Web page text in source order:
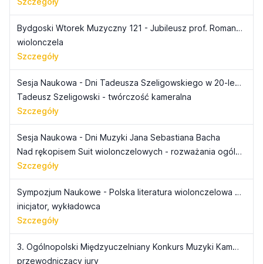
Bydgoski Wtorek Muzyczny 121 - Jubileusz prof. Romana Sucheckiego
wiolonczela
Szczegóły
Sesja Naukowa - Dni Tadeusza Szeligowskiego w 20-lecie śmierci kompozytora
Tadeusz Szeligowski - twórczość kameralna
Szczegóły
Sesja Naukowa - Dni Muzyki Jana Sebastiana Bacha
Nad rękopisem Suit wiolonczelowych - rozważania ogólne
Szczegóły
Sympozjum Naukowe - Polska literatura wiolonczelowa XIX i XX wieku
inicjator, wykładowca
Szczegóły
3. Ogólnopolski Międzyuczelniany Konkurs Muzyki Kameralnej - na zespoły instrumentów dętych
przewodniczący jury